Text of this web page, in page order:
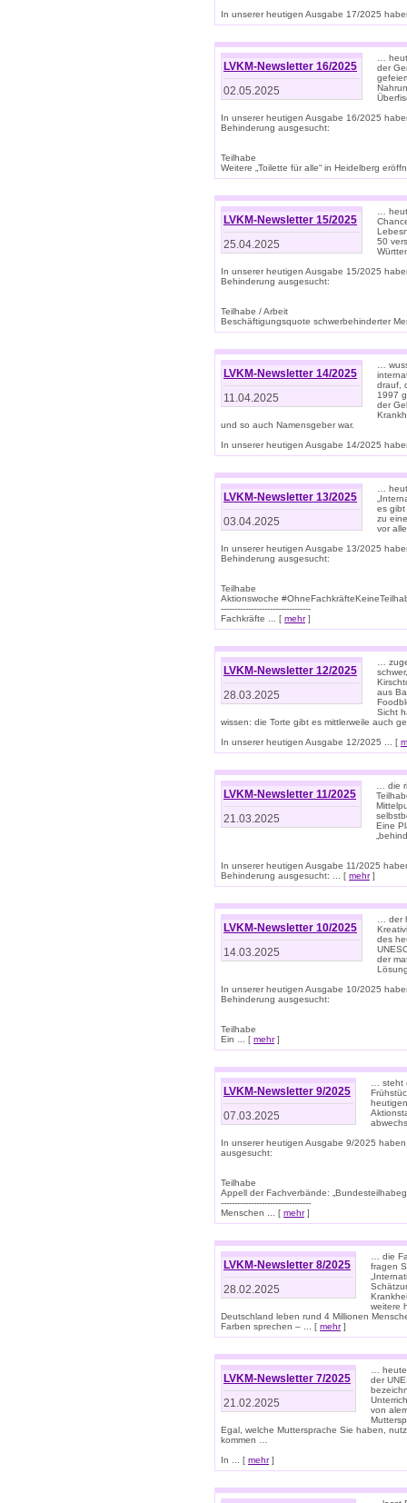
In unserer heutigen Ausgabe 17/2025
LVKM-Newsletter 16/2025
02.05.2025
…
der
In unserer heutigen Ausgabe 16/2025
Behinderung ausgesucht:
Teilhabe
Weitere „Toilette für alle“ in Heidelberg
LVKM-Newsletter 15/2025
25.04.2025
…
50
In unserer heutigen Ausgabe 15/2025
Behinderung ausgesucht:
Teilhabe / Arbeit
Beschäftigungsquote schwerbehinderter
LVKM-Newsletter 14/2025
11.04.2025
…
drauf,
1997
der
und so auch Namensgeber war.
In unserer heutigen Ausgabe 14/2025
LVKM-Newsletter 13/2025
03.04.2025
…
es gibt
zu
vor
In unserer heutigen Ausgabe 13/2025
Behinderung ausgesucht:
Teilhabe
Aktionswoche
---------------------------------
Fachkräfte ... [ mehr]
LVKM-Newsletter 12/2025
28.03.2025
…
aus
Sicht
wissen: die Torte gibt es mittlerweile auch
In unserer heutigen Ausgabe 12/2025 ... [
LVKM-Newsletter 11/2025
21.03.2025
… die
Eine
In unserer heutigen Ausgabe 11/2025
Behinderung ausgesucht: ... [ mehr]
LVKM-Newsletter 10/2025
14.03.2025
… der
des
der
In unserer heutigen Ausgabe 10/2025
Behinderung ausgesucht:
Teilhabe
Ein ... [ mehr]
LVKM-Newsletter 9/2025
07.03.2025
… steht
In unserer heutigen Ausgabe 9/2025
ausgesucht:
Teilhabe
Appell der Fachverbände:
---------------------------------
Menschen ... [ mehr]
LVKM-Newsletter 8/2025
28.02.2025
… die
fragen
weitere
Deutschland leben rund 4 Millionen
Farben sprechen – ... [ mehr]
LVKM-Newsletter 7/2025
21.02.2025
…
der
von
Egal, welche Muttersprache Sie haben,
kommen …
In ... [ mehr]